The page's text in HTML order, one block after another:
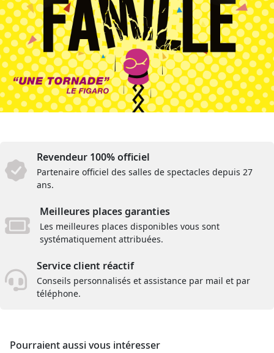
Revendeur 100% officiel
Partenaire officiel des salles de spectacles depuis 27
ans.
Meilleures places garanties
Les meilleures places disponibles vous sont
systématiquement attribuées.
Service client réactif
Conseils personnalisés et assistance par mail et par
téléphone.
Pourraient aussi vous intéresser